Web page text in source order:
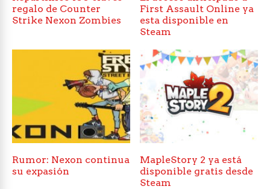
regalo de Counter
Strike Nexon Zombies
First Assault Online ya
esta disponible en
Steam
Rumor: Nexon continua
su expasión
MapleStory 2 ya está
disponible gratis desde
Steam